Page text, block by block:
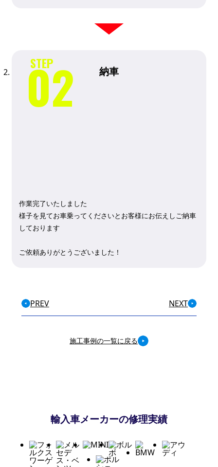
納車
作業完了いたしました
様子を見てお車乗ってくださいとお客様にお伝えしご納車
しております
ご依頼ありがとうございました！
PREV NEXT
施工事例の一覧に戻る
輸入車メーカーの修理実績